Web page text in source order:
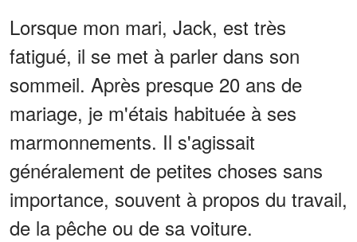
Lorsque mon mari, Jack, est très
fatigué, il se met à parler dans son
sommeil. Après presque 20 ans de
mariage, je m'étais habituée à ses
marmonnements. Il s'agissait
généralement de petites choses sans
importance, souvent à propos du travail,
de la pêche ou de sa voiture.